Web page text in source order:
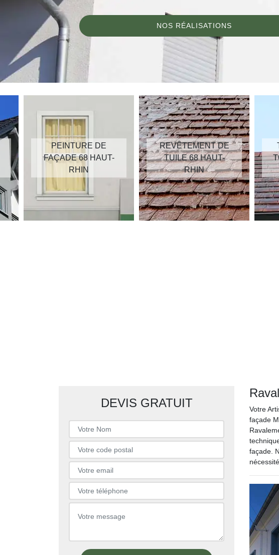
NOS RÉALISATIONS
PEINTURE DE
FAÇADE 68 HAUT-
RHIN
REVÊTEMENT DE
TUILE 68 HAUT-
RHIN
DEVIS GRATUIT
Votre
façade
façade.